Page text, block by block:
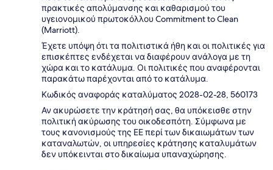
πρακτικές απολύμανσης και καθαρισμού του
υγειονομικού πρωτοκόλλου Commitment to Clean
(Marriott).
Έχετε υπόψη ότι τα πολιτιστικά ήθη και οι πολιτικές για
επισκέπτες ενδέχεται να διαφέρουν ανάλογα με τη
χώρα και το κατάλυμα. Οι πολιτικές που αναφέρονται
παρακάτω παρέχονται από το κατάλυμα.
Κωδικός αναφοράς καταλύματος 2028-02-28, 560173
Αν ακυρώσετε την κράτησή σας, θα υπόκεισθε στην
πολιτική ακύρωσης του οικοδεσπότη. Σύμφωνα με
τους κανονισμούς της ΕΕ περί των δικαιωμάτων των
καταναλωτών, οι υπηρεσίες κράτησης καταλυμάτων
δεν υπόκεινται στο δικαίωμα υπαναχώρησης.